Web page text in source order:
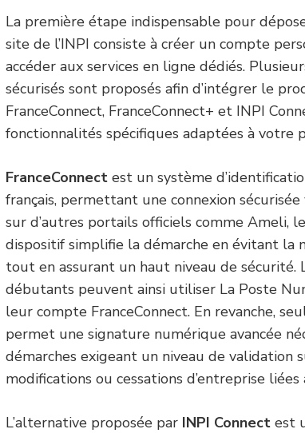
La première étape indispensable pour
site de l’INPI consiste à créer un compte
accéder aux services en ligne dédiés.
sécurisés sont proposés afin d’intégrer le
FranceConnect, FranceConnect+ et INPI
fonctionnalités spécifiques adaptées à votre
FranceConnect est un système
français, permettant une connexion
sur d’autres portails officiels comme Ameli,
dispositif simplifie la démarche en évitant
tout en assurant un haut niveau de
débutants peuvent ainsi utiliser La Poste
leur compte FranceConnect. En revanche,
permet une signature numérique avancée
démarches exigeant un niveau de validation
modifications ou cessations d’entreprise
L’alternative proposée par INPI Connect est